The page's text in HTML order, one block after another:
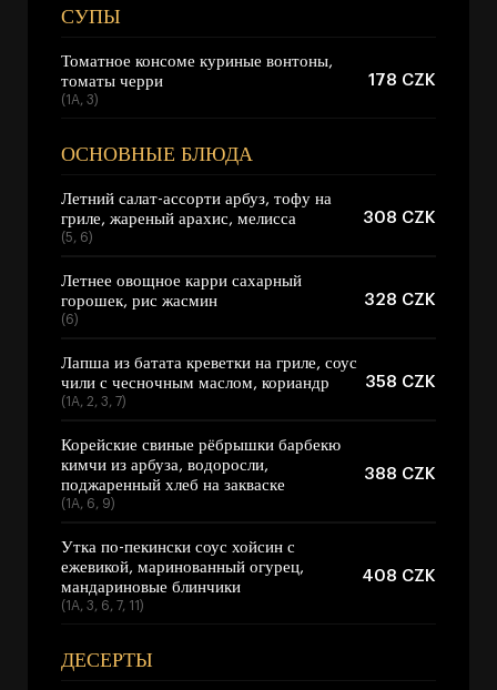
СУПЫ
Томатное консоме куриные вонтоны,
томаты черри
(1A, 3)
178 CZK
ОСНОВНЫЕ БЛЮДА
Летний салат-ассорти арбуз, тофу на
гриле, жареный арахис, мелисса
(5, 6)
308 CZK
Летнее овощное карри сахарный
горошек, рис жасмин
(6)
328 CZK
Лапша из батата креветки на гриле, соус
чили с чесночным маслом, кориандр
(1A, 2, 3, 7)
358 CZK
Корейские свиные рёбрышки барбекю
кимчи из арбуза, водоросли,
поджаренный хлеб на закваске
(1A, 6, 9)
388 CZK
Утка по-пекински соус хойсин с
ежевикой, маринованный огурец,
мандариновые блинчики
(1A, 3, 6, 7, 11)
408 CZK
ДЕСЕРТЫ